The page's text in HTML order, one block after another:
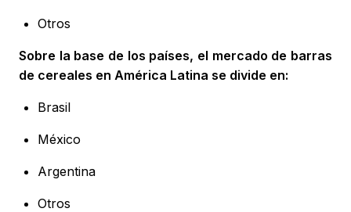
Otros
Sobre la base de los países, el mercado de barras
de cereales en América Latina se divide en:
Brasil
México
Argentina
Otros